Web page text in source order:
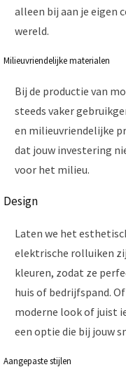
alleen bij aan je eigen
wereld.
Milieuvriendelijke materialen
Bij de productie van
steeds vaker
en milieuvriendelijke
dat jouw investering
voor het milieu.
Design
Laten we het
elektrische rolluiken
kleuren, zodat ze
huis of bedrijfspand.
moderne look of juist
een optie die bij jouw
Aangepaste stijlen